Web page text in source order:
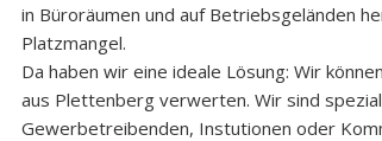
in Büroräumen und auf Betriebsgeländen
Platzmangel.
Da haben wir eine ideale Lösung: Wir
aus Plettenberg verwerten. Wir sind
Gewerbetreibenden, Instutionen oder